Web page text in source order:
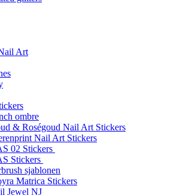
Art
ombre
& Roségoud Nail Art Stickers
Nail Art Stickers
02 Stickers
Stickers
sjablonen
Matrica Stickers
Jewel NJ